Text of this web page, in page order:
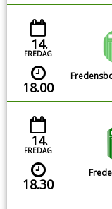
14.
FREDAG
18.00
14.
FREDAG
18.30